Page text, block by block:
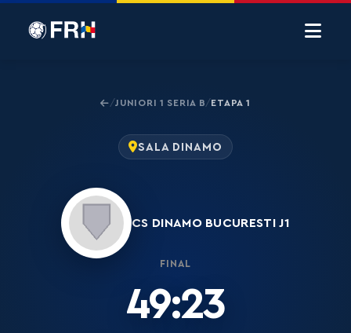
/JUNIORI 1 SERIA B/ETAPA 1
SALA DINAMO
CS DINAMO BUCURESTI J1
FINAL
49:23